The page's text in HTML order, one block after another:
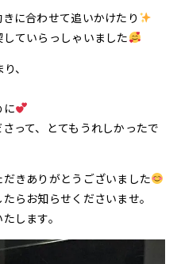
に合わせて追いかけたり
ていらっしゃいました
、
に
って、とてもうれしかったで
きありがとうございました
らお知らせくださいませ。
します。